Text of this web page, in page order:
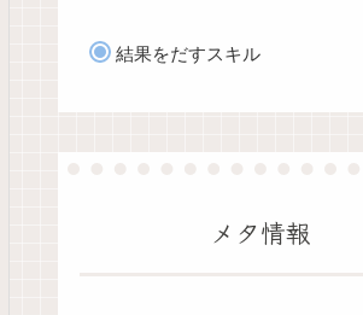
結果をだすスキル
メタ情報